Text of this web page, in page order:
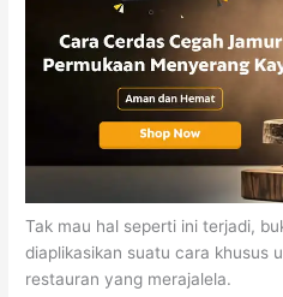
Tak mau hal seperti ini terjadi,
diaplikasikan suatu cara khusus
restauran yang merajalela.